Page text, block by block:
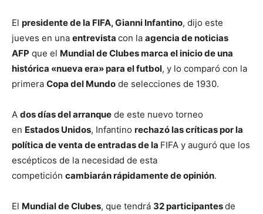
El presidente de la FIFA, Gianni Infantino, dijo este
jueves en una entrevista con la agencia de noticias
AFP que el Mundial de Clubes marca el inicio de una
histórica «nueva era» para el futbol, y lo comparó con la
primera Copa del Mundo de selecciones de 1930.
A dos días del arranque de este nuevo torneo
en Estados Unidos, Infantino rechazó las críticas por la
política de venta de entradas de la FIFA y auguró que los
escépticos de la necesidad de esta
competición cambiarán rápidamente de opinión.
El Mundial de Clubes, que tendrá 32 participantesde